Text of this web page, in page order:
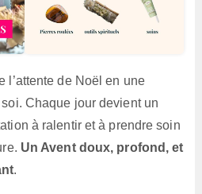
l’attente de Noël en une
Chaque jour devient un
à ralentir et à prendre soin
Un Avent doux, profond, et
.